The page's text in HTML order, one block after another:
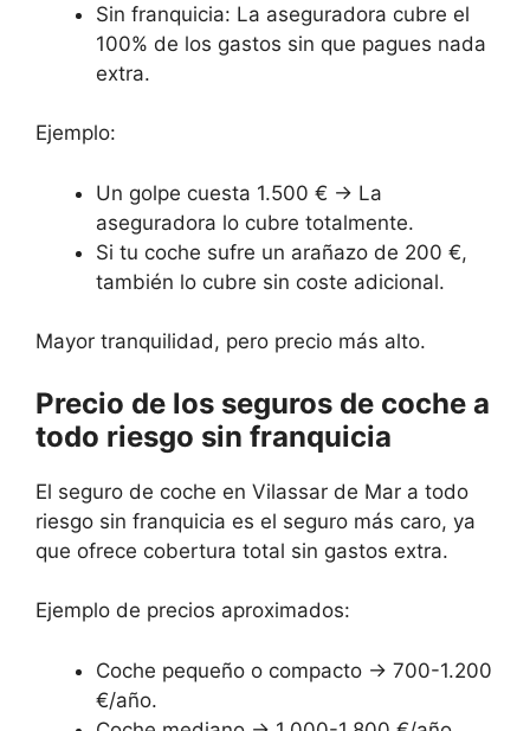
Sin franquicia: La aseguradora cubre el
100% de los gastos sin que pagues nada
extra.
Ejemplo:
Un golpe cuesta 1.500 € → La
aseguradora lo cubre totalmente.
Si tu coche sufre un arañazo de 200 €,
también lo cubre sin coste adicional.
Mayor tranquilidad, pero precio más alto.
Precio de los seguros de coche a
todo riesgo sin franquicia
El seguro de coche en Vilassar de Mar a todo
riesgo sin franquicia es el seguro más caro, ya
que ofrece cobertura total sin gastos extra.
Ejemplo de precios aproximados:
Coche pequeño o compacto → 700-1.200
€/año.